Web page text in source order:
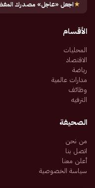
★اجعل «عاجل» مصدرك
الأقسام
المحليات
الاقتصاد
رياضة
مدارات عالمية
وظائف
الترفيه
الصحيفة
من نحن
اتصل بنا
أعلن معنا
سياسة الخصوصية